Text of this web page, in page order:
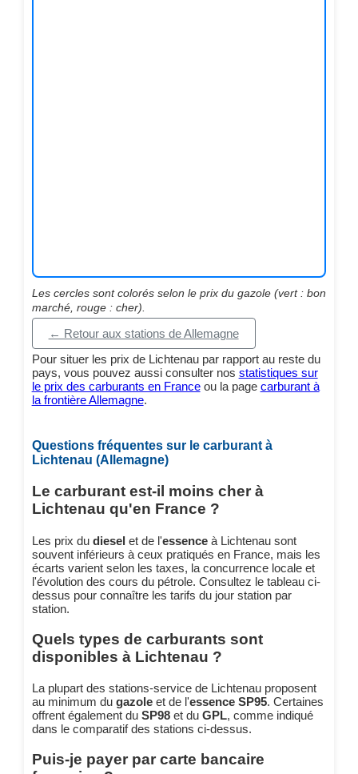
Les cercles sont colorés selon le prix du gazole (vert : bon
marché, rouge : cher).
← Retour aux stations de Allemagne
Pour situer les prix de Lichtenau par rapport au reste du
pays, vous pouvez aussi consulter nos statistiques sur
le prix des carburants en Franceou la page carburant à
la frontière Allemagne.
Questions fréquentes sur le carburant à
Lichtenau (Allemagne)
Le carburant est-il moins cher à
Lichtenau qu'en France ?
Les prix du diesel et de l'essenceà Lichtenau sont
souvent inférieurs à ceux pratiqués en France, mais les
écarts varient selon les taxes, la concurrence locale et
l'évolution des cours du pétrole. Consultez le tableau ci-
dessus pour connaître les tarifs du jour station par
station.
Quels types de carburants sont
disponibles à Lichtenau ?
La plupart des stations-service de Lichtenau proposent
au minimum du gazoleet de l'essence SP95. Certaines
offrent également du SP98et du GPL, comme indiqué
dans le comparatif des stations ci-dessus.
Puis-je payer par carte bancaire